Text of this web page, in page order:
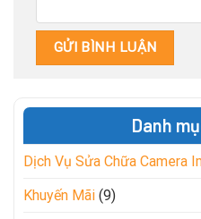
Danh
Dịch Vụ Sửa Chữa Camera
Khuyến Mãi (9)